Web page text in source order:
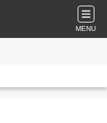
MENU